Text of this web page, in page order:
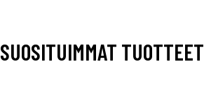
SUOSITUIMMAT TUOTTEET